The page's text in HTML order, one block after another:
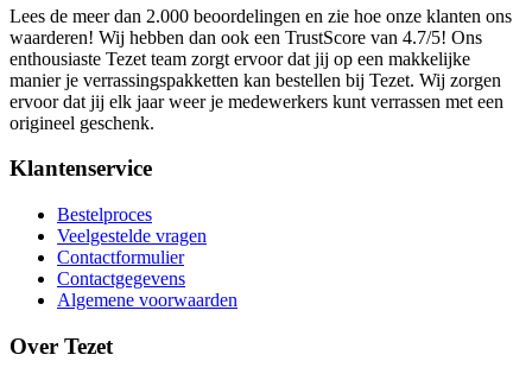
Lees de meer dan 2.000 beoordelingen en zie hoe onze klanten ons
waarderen! Wij hebben dan ook een TrustScore van 4.7/5! Ons
enthousiaste Tezet team zorgt ervoor dat jij op een makkelijke
manier je verrassingspakketten kan bestellen bij Tezet. Wij zorgen
ervoor dat jij elk jaar weer je medewerkers kunt verrassen met een
origineel geschenk.
Klantenservice
Bestelproces
Veelgestelde vragen
Contactformulier
Contactgegevens
Algemene voorwaarden
Over Tezet